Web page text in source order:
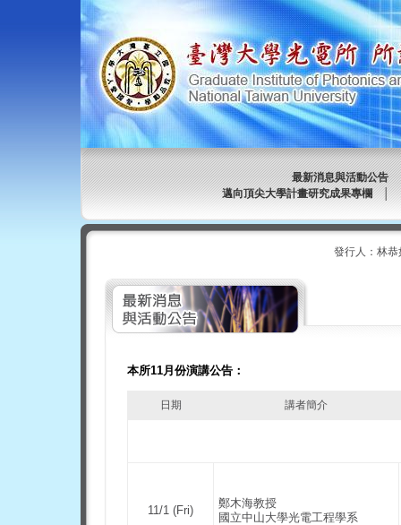
最新消息與活動公告
邁向頂尖大學計畫研究成果專欄│
發行人：林
本所11月份演講公告：
日期 講者簡介
11/1 (Fri)
鄭木海教授
國立中山大學光電工程學系